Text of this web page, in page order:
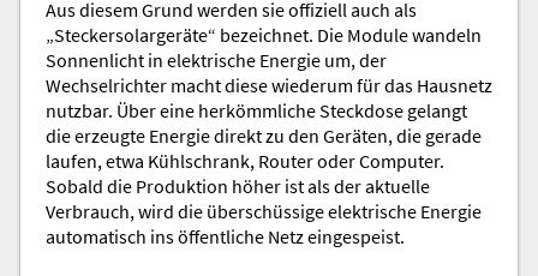
Aus diesem Grund werden sie offiziell auch als
„Steckersolargeräte“ bezeichnet. Die Module wandeln
Sonnenlicht in elektrische Energie um, der
Wechselrichter macht diese wiederum für das Hausnetz
nutzbar. Über eine herkömmliche Steckdose gelangt
die erzeugte Energie direkt zu den Geräten, die gerade
laufen, etwa Kühlschrank, Router oder Computer.
Sobald die Produktion höher ist als der aktuelle
Verbrauch, wird die überschüssige elektrische Energie
automatisch ins öffentliche Netz eingespeist.